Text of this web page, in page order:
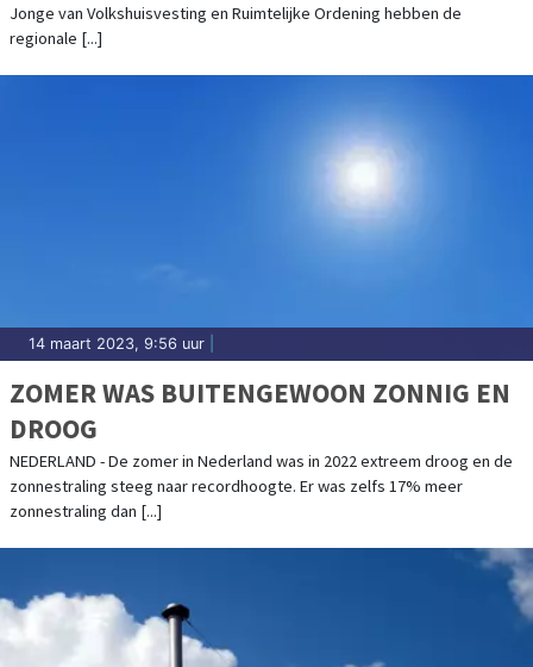
Jonge van Volkshuisvesting en Ruimtelijke Ordening hebben de
regionale [...]
14 maart 2023, 9:56 uur
ZOMER WAS BUITENGEWOON ZONNIG EN
DROOG
NEDERLAND - De zomer in Nederland was in 2022 extreem droog en de
zonnestraling steeg naar recordhoogte. Er was zelfs 17% meer
zonnestraling dan [...]